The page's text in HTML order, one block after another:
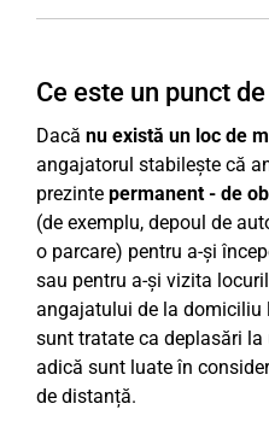
Ce este un punct
Dacă nu există un loc de
angajatorul stabilește că
prezinte permanent - de
(de exemplu, depoul de
o parcare) pentru a-și
sau pentru a-și vizita
angajatului de la domiciliu
sunt tratate ca deplasări
adică sunt luate în
de distanță.